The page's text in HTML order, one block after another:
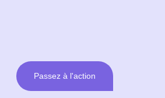
Passez à l'action